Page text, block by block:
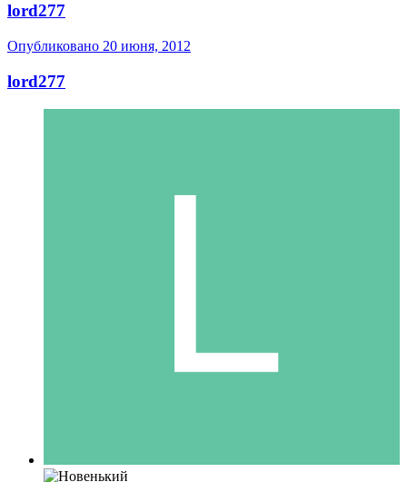
lord277
Опубликовано 20 июня, 2012
lord277